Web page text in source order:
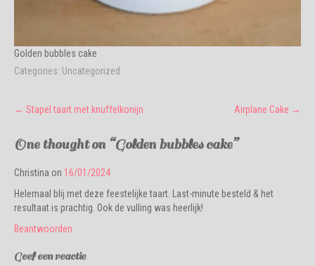
Golden bubbles cake
Categories: Uncategorized
Post
navigation
← Stapel taart met knuffelkonijn Airplane Cake →
One thought on “Golden bubbles cake”
Christina on 16/01/2024
Helemaal blij met deze feestelijke taart. Last-minute besteld & het
resultaat is prachtig. Ook de vulling was heerlijk!
Beantwoorden
Geef een reactie